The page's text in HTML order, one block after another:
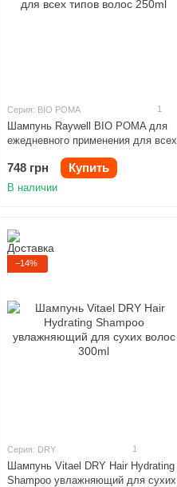
Серия: BIO POMA 1
Шампунь Raywell BIO POMA для
ежедневного применения для всех
типов волос 250ml
748 грн Купить
В наличии
−14%
Серия: DRY 1
Шампунь Vitael DRY Hair Hydrating
Shampoo увлажняющий для сухих